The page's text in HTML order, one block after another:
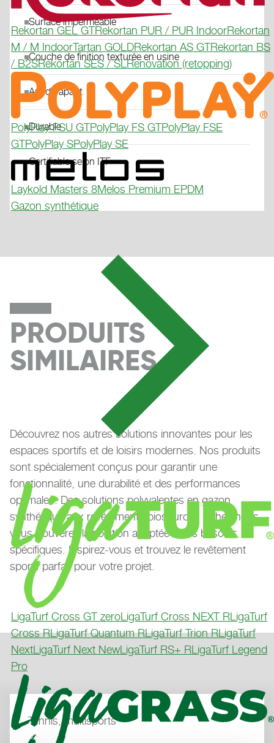
Rekortan GEL GTRekortan PUR / PUR IndoorRekortan
M / M IndoorTartan GOLDRekortan AS GTRekortan BS
/ B2SRekortan SES / SLRenovation (retopping)
PolyPlay FSU GTPolyPlay FS GTPolyPlay FSE
GTPolyPlay SPolyPlay SE
Laykold Masters 8Melos Premium EPDM
Gazon synthétique
LigaTurf Cross GT zeroLigaTurf Cross NEXT RLigaTurf
Cross RLigaTurf Quantum RLigaTurf Trion RLigaTurf
NextLigaTurf Next NewLigaTurf RS+ RLigaTurf Legend
Pro
Surface imperméable
Couche de finition texturée en usine
Antidérapant
Durable
Certifiable selon ITF
PRODUITS
SIMILAIRES
Découvrez nos autres solutions innovantes pour les
espaces sportifs et de loisirs modernes. Nos produits
sont spécialement conçus pour garantir une
fonctionnalité, une durabilité et des performances
optimales. Des solutions polyvalentes en gazon
synthétique aux revêtements biosourcés - chez nous,
vous trouverez la solution adaptée à vos besoins
spécifiques. Inspirez-vous et trouvez le revêtement
sportif parfait pour votre projet.
Tennis, multisports